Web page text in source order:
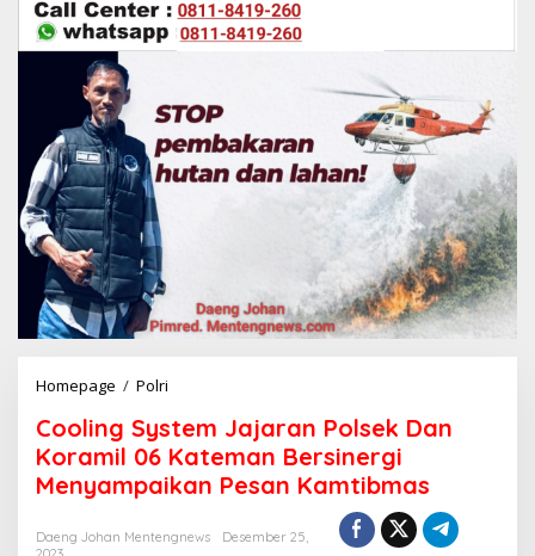
Homepage / Polri
o
l
i
n
S
Cooling System Jajaran Polsek Dan
Koramil 06 Kateman Bersinergi
Menyampaikan Pesan Kamtibmas
Daeng Johan Mentengnews
Desember 25,